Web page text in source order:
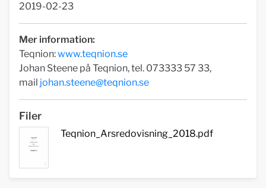
2019-02-23
Mer information:
Teqnion:www.teqnion.se
Johan Steene på Teqnion, tel. 073333 57 33,
mail johan.steene@teqnion.se
Filer
Teqnion_Arsredovisning_2018.pdf